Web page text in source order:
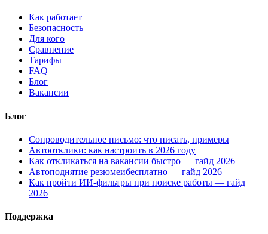
Как работает
Безопасность
Для кого
Сравнение
Тарифы
FAQ
Блог
Вакансии
Блог
Сопроводительное письмо: что писать, примеры
Автоотклики: как настроить в 2026 году
Как откликаться на вакансии быстро — гайд 2026
Автоподнятие резюмеибесплатно — гайд 2026
Как пройти ИИ-фильтры при поиске работы — гайд
2026
Поддержка